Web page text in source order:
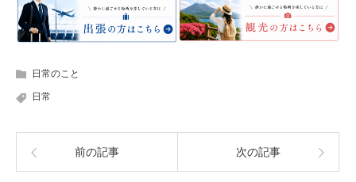
日常のこと
日常
前の記事 次の記事